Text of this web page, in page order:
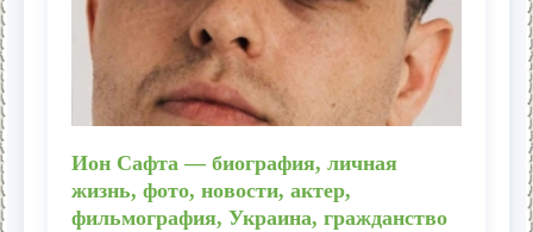
Ион Сафта — биография, личная
жизнь, фото, новости, актер,
фильмография, Украина, гражданство